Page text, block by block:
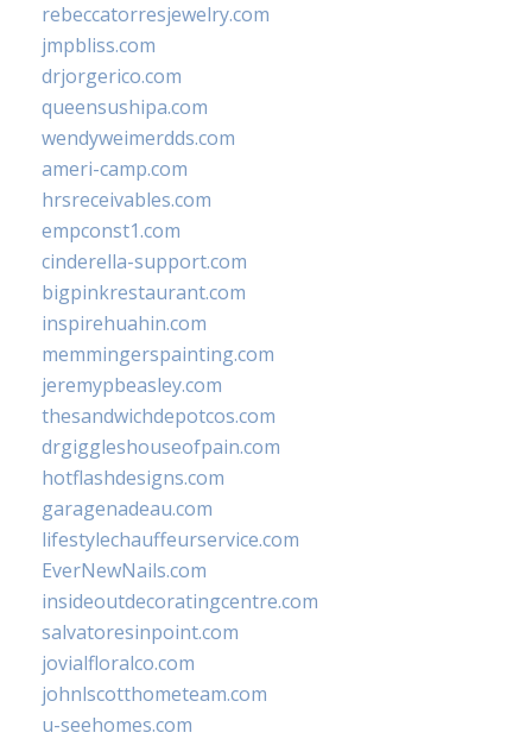
rebeccatorresjewelry.com
jmpbliss.com
drjorgerico.com
queensushipa.com
wendyweimerdds.com
ameri-camp.com
hrsreceivables.com
empconst1.com
cinderella-support.com
bigpinkrestaurant.com
inspirehuahin.com
memmingerspainting.com
jeremypbeasley.com
thesandwichdepotcos.com
drgiggleshouseofpain.com
hotflashdesigns.com
garagenadeau.com
lifestylechauffeurservice.com
EverNewNails.com
insideoutdecoratingcentre.com
salvatoresinpoint.com
jovialfloralco.com
johnlscotthometeam.com
u-seehomes.com